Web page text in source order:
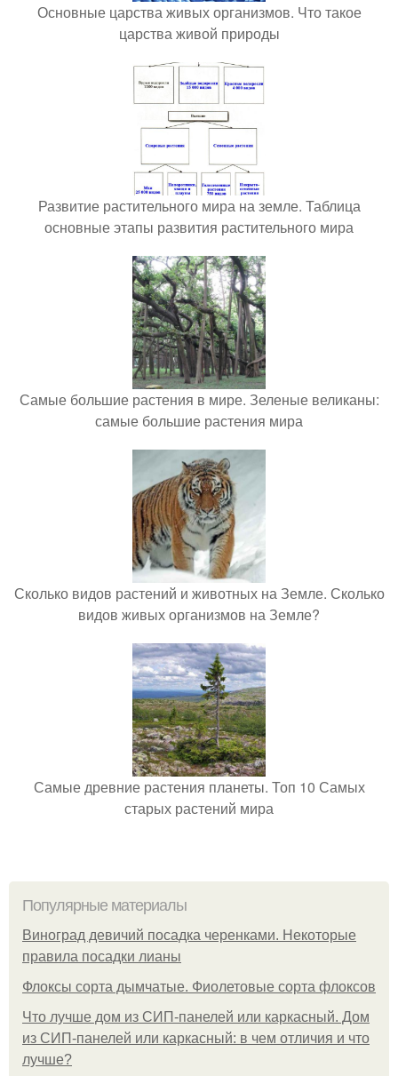
Основные царства живых организмов. Что такое
царства живой природы
Развитие растительного мира на земле. Таблица
основные этапы развития растительного мира
Самые большие растения в мире. Зеленые великаны:
самые большие растения мира
Сколько видов растений и животных на Земле. Сколько
видов живых организмов на Земле?
Самые древние растения планеты. Топ 10 Самых
старых растений мира
Популярные материалы
Виноград девичий посадка черенками. Некоторые
правила посадки лианы
Флоксы сорта дымчатые. Фиолетовые сорта флоксов
Что лучше дом из СИП-панелей или каркасный. Дом
из СИП-панелей или каркасный: в чем отличия и что
лучше?